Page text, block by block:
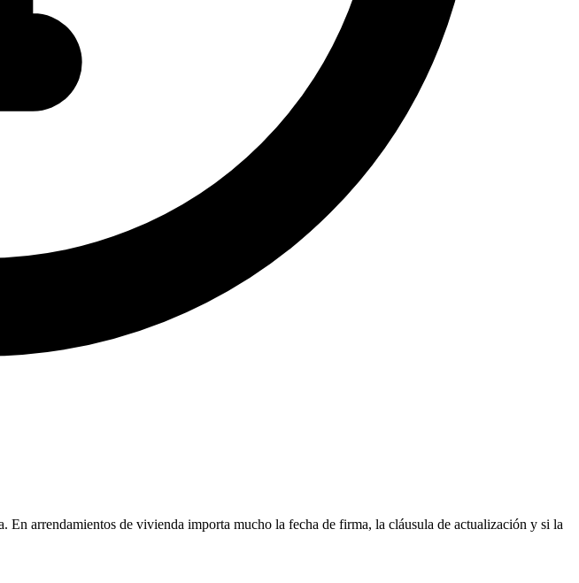
arrendamientos de vivienda importa mucho la fecha de firma, la cláusula de actualización y si la